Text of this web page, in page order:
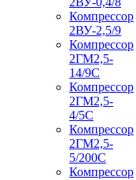
Компрессор
2ВУ-2,5/9
Компрессор
2ГМ2,5-
14/9С
Компрессор
2ГМ2,5-
4/5С
Компрессор
2ГМ2,5-
5/200С
Компрессор